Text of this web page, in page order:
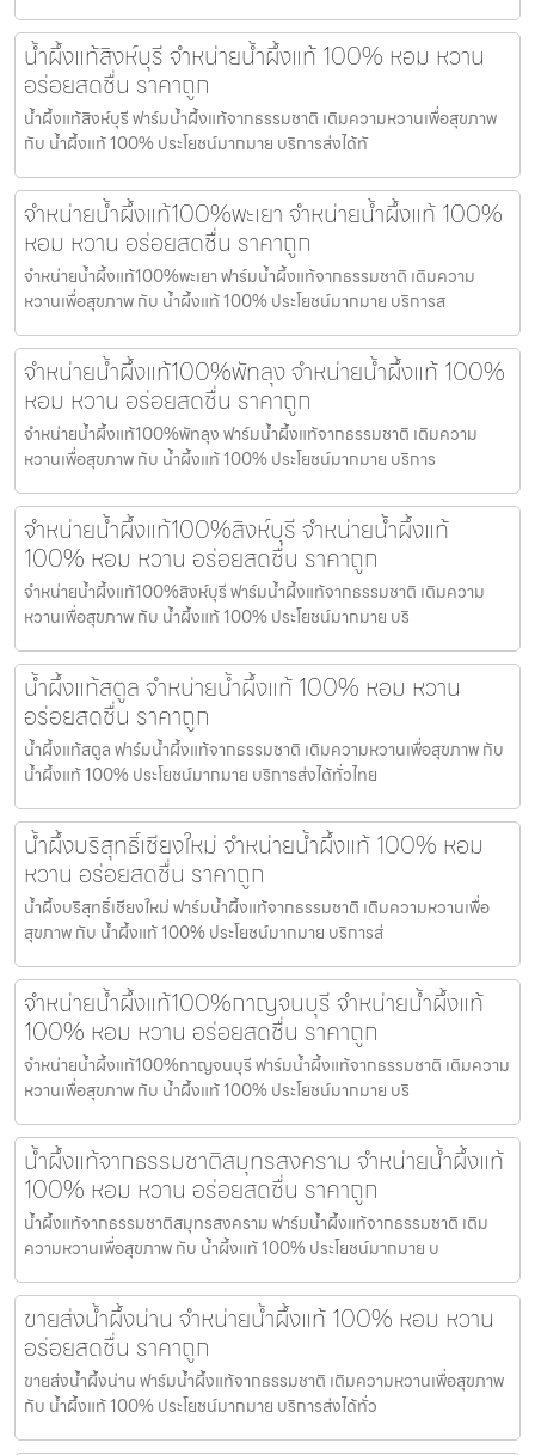
น้ำผึ้งแท้สิงห์บุรี จำหน่ายน้ำผึ้งแท้ 100% หอม หวาน
อร่อยสดชื่น ราคาถูก
น้ำผึ้งแท้สิงห์บุรี ฟาร์มน้ำผึ้งแท้จากธรรมชาติ เติมความหวานเพื่อสุขภาพ
กับ น้ำผึ้งแท้ 100% ประโยชน์มากมาย บริการส่งได้ทั
จำหน่ายน้ำผึ้งแท้100%พะเยา จำหน่ายน้ำผึ้งแท้ 100%
หอม หวาน อร่อยสดชื่น ราคาถูก
จำหน่ายน้ำผึ้งแท้100%พะเยา ฟาร์มน้ำผึ้งแท้จากธรรมชาติ เติมความ
หวานเพื่อสุขภาพ กับ น้ำผึ้งแท้ 100% ประโยชน์มากมาย บริการส
จำหน่ายน้ำผึ้งแท้100%พัทลุง จำหน่ายน้ำผึ้งแท้ 100%
หอม หวาน อร่อยสดชื่น ราคาถูก
จำหน่ายน้ำผึ้งแท้100%พัทลุง ฟาร์มน้ำผึ้งแท้จากธรรมชาติ เติมความ
หวานเพื่อสุขภาพ กับ น้ำผึ้งแท้ 100% ประโยชน์มากมาย บริการ
จำหน่ายน้ำผึ้งแท้100%สิงห์บุรี จำหน่ายน้ำผึ้งแท้
100% หอม หวาน อร่อยสดชื่น ราคาถูก
จำหน่ายน้ำผึ้งแท้100%สิงห์บุรี ฟาร์มน้ำผึ้งแท้จากธรรมชาติ เติมความ
หวานเพื่อสุขภาพ กับ น้ำผึ้งแท้ 100% ประโยชน์มากมาย บริ
น้ำผึ้งแท้สตูล จำหน่ายน้ำผึ้งแท้ 100% หอม หวาน
อร่อยสดชื่น ราคาถูก
น้ำผึ้งแท้สตูล ฟาร์มน้ำผึ้งแท้จากธรรมชาติ เติมความหวานเพื่อสุขภาพ กับ
น้ำผึ้งแท้ 100% ประโยชน์มากมาย บริการส่งได้ทั่วไทย
น้ำผึ้งบริสุทธิ์เชียงใหม่ จำหน่ายน้ำผึ้งแท้ 100% หอม
หวาน อร่อยสดชื่น ราคาถูก
น้ำผึ้งบริสุทธิ์เชียงใหม่ ฟาร์มน้ำผึ้งแท้จากธรรมชาติ เติมความหวานเพื่อ
สุขภาพ กับ น้ำผึ้งแท้ 100% ประโยชน์มากมาย บริการส่
จำหน่ายน้ำผึ้งแท้100%กาญจนบุรี จำหน่ายน้ำผึ้งแท้
100% หอม หวาน อร่อยสดชื่น ราคาถูก
จำหน่ายน้ำผึ้งแท้100%กาญจนบุรี ฟาร์มน้ำผึ้งแท้จากธรรมชาติ เติมความ
หวานเพื่อสุขภาพ กับ น้ำผึ้งแท้ 100% ประโยชน์มากมาย บริ
น้ำผึ้งแท้จากธรรมชาติสมุทรสงคราม จำหน่ายน้ำผึ้งแท้
100% หอม หวาน อร่อยสดชื่น ราคาถูก
น้ำผึ้งแท้จากธรรมชาติสมุทรสงคราม ฟาร์มน้ำผึ้งแท้จากธรรมชาติ เติม
ความหวานเพื่อสุขภาพ กับ น้ำผึ้งแท้ 100% ประโยชน์มากมาย บ
ขายส่งน้ำผึ้งน่าน จำหน่ายน้ำผึ้งแท้ 100% หอม หวาน
อร่อยสดชื่น ราคาถูก
ขายส่งน้ำผึ้งน่าน ฟาร์มน้ำผึ้งแท้จากธรรมชาติ เติมความหวานเพื่อสุขภาพ
กับ น้ำผึ้งแท้ 100% ประโยชน์มากมาย บริการส่งได้ทั่ว